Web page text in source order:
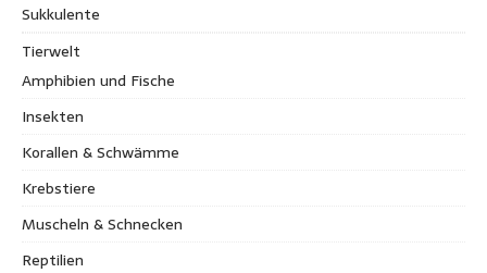
Sukkulente
Tierwelt
Amphibien und Fische
Insekten
Korallen & Schwämme
Krebstiere
Muscheln & Schnecken
Reptilien